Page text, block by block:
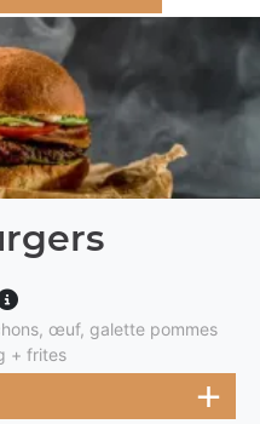
œuf, galette pommes
+ frites